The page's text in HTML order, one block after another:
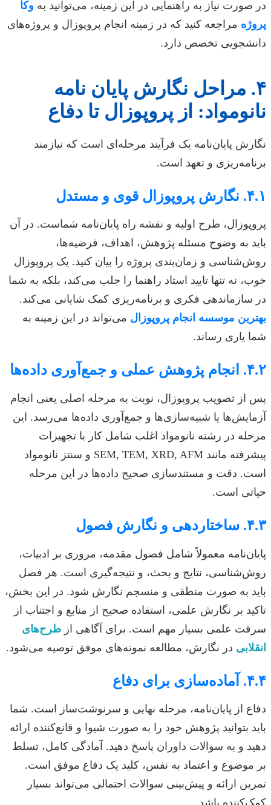
در صورت نیاز به راهنمایی در این زمینه، می‌توانید به وکا
پروژه مراجعه کنید که در زمینه انجام پروپوزال و پروژه‌های
دانشجویی تخصص دارد.
۴. مراحل نگارش پایان نامه
نانومواد: از پروپوزال تا دفاع
نگارش پایان‌نامه یک فرآیند مرحله‌ای است که نیازمند
برنامه‌ریزی و تعهد است.
۴.۱. نگارش پروپوزال قوی و مستدل
پروپوزال، طرح اولیه و نقشه راه پایان‌نامه شماست. در آن
باید به وضوح مسئله پژوهش، اهداف، فرضیه‌ها،
روش‌شناسی و زمان‌بندی پروژه را بیان کنید. یک پروپوزال
خوب، نه تنها تایید استاد راهنما را جلب می‌کند، بلکه به شما
در سازماندهی فکری و برنامه‌ریزی کمک شایانی می‌کند.
بهترین موسسه انجام پروپوزال می‌تواند در این زمینه به
شما یاری رساند.
۴.۲. انجام پژوهش عملی و جمع‌آوری داده‌ها
پس از تصویب پروپوزال، نوبت به مرحله اصلی یعنی انجام
آزمایش‌ها یا شبیه‌سازی‌ها و جمع‌آوری داده‌ها می‌رسد. این
مرحله در رشته نانومواد اغلب شامل کار با تجهیزات
پیشرفته مانند SEM, TEM, XRD, AFM و سنتز نانومواد
است. دقت و مستندسازی صحیح داده‌ها در این مرحله
حیاتی است.
۴.۳. ساختاردهی و نگارش فصول
پایان‌نامه معمولاً شامل فصول مقدمه، مروری بر ادبیات،
روش‌شناسی، نتایج و بحث، و نتیجه‌گیری است. هر فصل
باید به صورت منطقی و منسجم نگارش شود. در این بخش،
تاکید بر نگارش علمی، استفاده صحیح از منابع و اجتناب از
سرقت علمی بسیار مهم است. برای آگاهی از طرح‌های
انقلابی در نگارش، مطالعه نمونه‌های موفق توصیه می‌شود.
۴.۴. آماده‌سازی برای دفاع
دفاع از پایان‌نامه، مرحله نهایی و سرنوشت‌ساز است. شما
باید بتوانید پژوهش خود را به صورت شیوا و قانع‌کننده ارائه
دهید و به سوالات داوران پاسخ دهید. آمادگی کامل، تسلط
بر موضوع و اعتماد به نفس، کلید یک دفاع موفق است.
تمرین ارائه و پیش‌بینی سوالات احتمالی می‌تواند بسیار